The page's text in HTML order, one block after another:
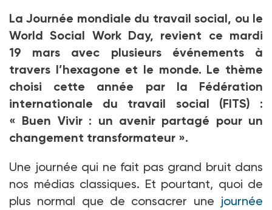
La Journée mondiale du travail social, ou le
World Social Work Day, revient ce mardi
19
mars avec plusieurs événements à
travers l’hexagone et le monde. Le thème
choisi cette année par la Fédération
internationale du travail social (FITS)
:
« Buen Vivir : un avenir partagé pour un
changement transformateur ».
Une journée qui ne fait pas grand bruit dans
nos médias classiques. Et pourtant, quoi de
plus normal que de consacrer une journée